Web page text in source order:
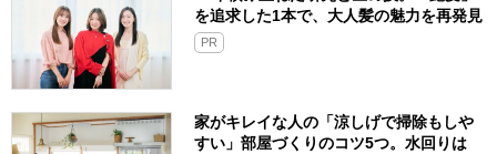
を追求した1本で、大人髪の魅力を再発見
PR
家がキレイな人の「涼しげで掃除もしや
すい」部屋づくりのコツ5つ。水回りは